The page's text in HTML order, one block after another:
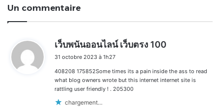
Un commentaire
เว็บพนันออนไลน์ เว็บตรง 100
:
31 octobre 2023 à 1h27
408208 175852Some times its a pain inside the ass to read
what blog owners wrote but this internet internet site is
rattling user friendly ! . 205300
chargement…